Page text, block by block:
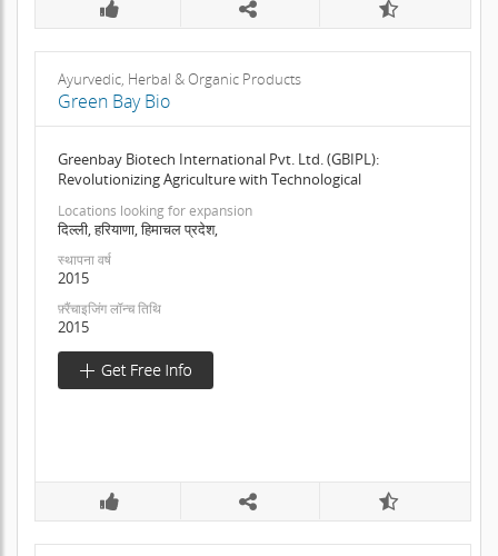
Ayurvedic, Herbal & Organic Products
Green Bay Bio
Greenbay Biotech International Pvt. Ltd. (GBIPL):
Revolutionizing Agriculture with Technological
Locations looking for expansion
दिल्ली, हरियाणा, हिमाचल प्रदेश,
स्थापना वर्ष
2015
फ़्रैंचाइजिंग लॉन्च तिथि
2015